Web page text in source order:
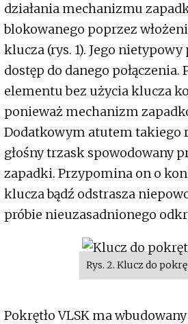
działania mechanizmu
blokowanego poprzez
klucza (rys. 1). Jego
dostęp do danego połączenia.
elementu bez użycia klucza
ponieważ mechanizm
Dodatkowym atutem takiego
głośny trzask spowodowany
zapadki. Przypomina on o
klucza bądź odstrasza
próbie nieuzasadnionego
Rys. 2. Klucz do
Pokrętło VLSK ma